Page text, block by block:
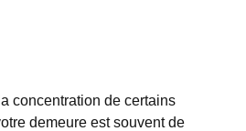
concentration de certains
demeure est souvent de